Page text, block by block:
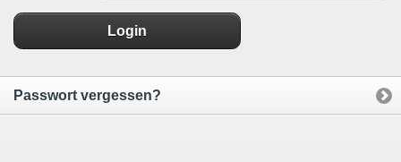
Login
Passwort vergessen?